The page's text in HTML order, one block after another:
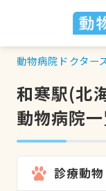
動物病院ドクター
和寒駅(北
動物病院
診療動物